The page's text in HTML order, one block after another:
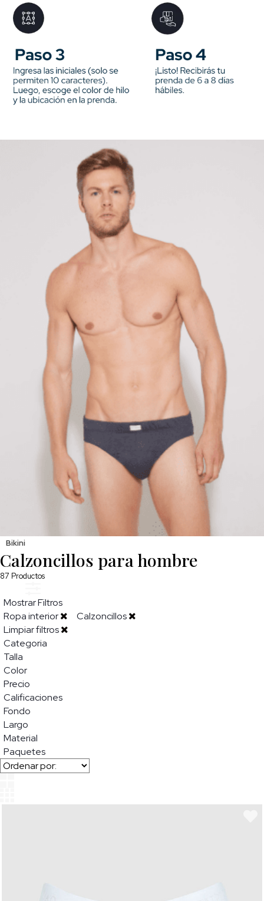
Bikini
Calzoncillos para hombre
87 Productos
Mostrar Filtros
Ropa interior
Calzoncillos
Limpiar filtros
Categoria
Talla
Color
Precio
Calificaciones
Fondo
Largo
Material
Paquetes